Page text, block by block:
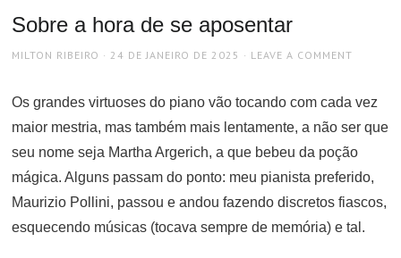
Sobre a hora de se aposentar
AUTHOR
MILTON RIBEIRO
POSTED
24 DE JANEIRO DE 2025 LEAVE A COMMENT
Os grandes virtuoses do piano vão tocando com cada vez
maior mestria, mas também mais lentamente, a não ser que
seu nome seja Martha Argerich, a que bebeu da poção
mágica. Alguns passam do ponto: meu pianista preferido,
Maurizio Pollini, passou e andou fazendo discretos fiascos,
esquecendo músicas (tocava sempre de memória) e tal.